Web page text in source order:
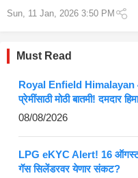
कोट्यवधी शेतकऱ्यांसाठी दिलासादायक
Sun, 11 Jan, 2026 3:50 PM
Must Read
Royal Enfield Himalayan
प्रेमींसाठी मोठी बातमी! दमदार
08/08/2026
LPG eKYC Alert! 16
गॅस सिलेंडरवर येणार संकट?